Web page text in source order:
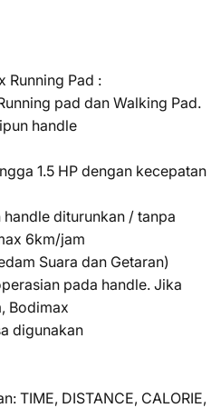
Running Pad :
pad dan Walking Pad.
handle
1.5 HP dengan kecepatan
diturunkan / tanpa
6km/jam
Suara dan Getaran)
pada handle. Jika
Bodimax
digunakan
TIME, DISTANCE, CALORIE,